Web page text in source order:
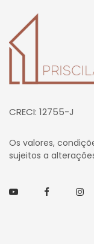
Página inicial
CRECI: 12755-J
Os valores,
sujeitos a
YoutubeFacebook